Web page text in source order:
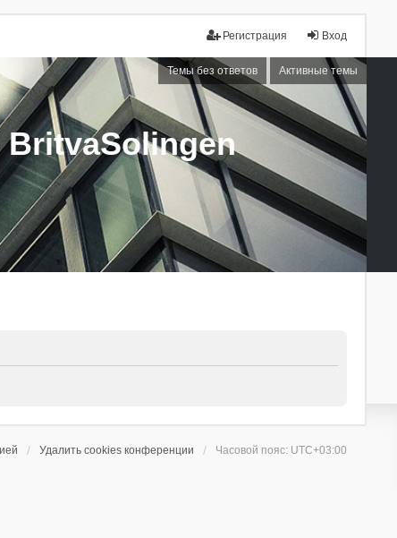
Вход
Регистрация
Темы без ответов Активные темы
Удалить cookies конференции Часовой пояс: UTC+03:00